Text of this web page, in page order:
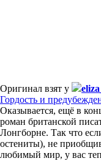
Оригинал взят у
Гордость и
Оказывается, ещё в
роман британской
Лонгборне. Так что
остениты), не
любимый мир, у вас